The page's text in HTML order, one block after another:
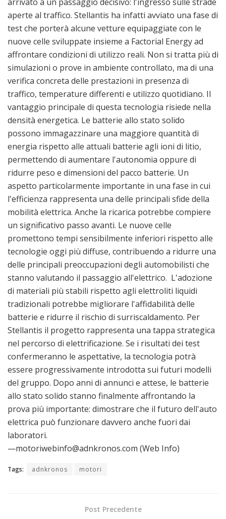
aperte al traffico. Stellantis ha infatti avviato una fase di
test che porterà alcune vetture equipaggiate con le
nuove celle sviluppate insieme a Factorial Energy ad
affrontare condizioni di utilizzo reali. Non si tratta più di
simulazioni o prove in ambiente controllato, ma di una
verifica concreta delle prestazioni in presenza di
traffico, temperature differenti e utilizzo quotidiano. Il
vantaggio principale di questa tecnologia risiede nella
densità energetica. Le batterie allo stato solido
possono immagazzinare una maggiore quantità di
energia rispetto alle attuali batterie agli ioni di litio,
permettendo di aumentare l'autonomia oppure di
ridurre peso e dimensioni del pacco batterie. Un
aspetto particolarmente importante in una fase in cui
l'efficienza rappresenta una delle principali sfide della
mobilità elettrica. Anche la ricarica potrebbe compiere
un significativo passo avanti. Le nuove celle
promettono tempi sensibilmente inferiori rispetto alle
tecnologie oggi più diffuse, contribuendo a ridurre una
delle principali preoccupazioni degli automobilisti che
stanno valutando il passaggio all'elettrico. L'adozione
di materiali più stabili rispetto agli elettroliti liquidi
tradizionali potrebbe migliorare l'affidabilità delle
batterie e ridurre il rischio di surriscaldamento. Per
Stellantis il progetto rappresenta una tappa strategica
nel percorso di elettrificazione. Se i risultati dei test
confermeranno le aspettative, la tecnologia potrà
essere progressivamente introdotta sui futuri modelli
del gruppo. Dopo anni di annunci e attese, le batterie
allo stato solido stanno finalmente affrontando la
prova più importante: dimostrare che il futuro dell'auto
elettrica può funzionare davvero anche fuori dai
laboratori.
—motoriwebinfo@adnkronos.com (Web Info)
Tags: adnkronos motori
Post Precedente